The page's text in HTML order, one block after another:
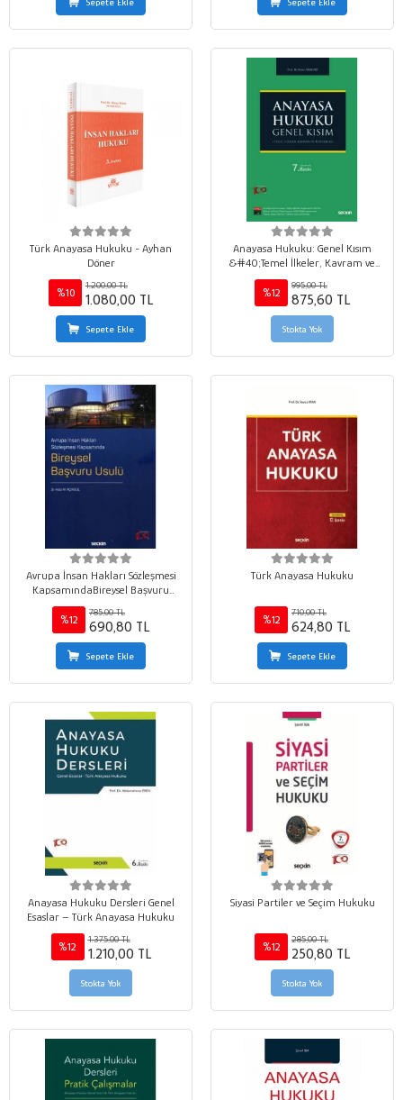
Türk Anayasa Hukuku - Ayhan
Döner
%10
1.200,00 TL
1.080,00 TL
Sepete Ekle
Anayasa Hukuku: Genel Kısım
&#40;Temel İlkeler, Kavram ve
Kurumlar&#41;
%12
995,00 TL
875,60 TL
Stokta Yok
Avrupa İnsan Hakları Sözleşmesi
KapsamındaBireysel Başvuru
%12
785,00 TL
690,80 TL
Sepete Ekle
Türk Anayasa Hukuku
%12
710,00 TL
624,80 TL
Sepete Ekle
Anayasa Hukuku Dersleri Genel
Esaslar – Türk Anayasa Hukuku
%12
1.375,00 TL
1.210,00 TL
Stokta Yok
Siyasi Partiler ve Seçim Hukuku
%12
285,00 TL
250,80 TL
Stokta Yok